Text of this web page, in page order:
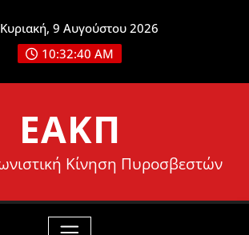
Κυριακή, 9 Αυγούστου 2026
10:32:41 AM
ΕΑΚΠ
Κίνηση Πυροσβεστών